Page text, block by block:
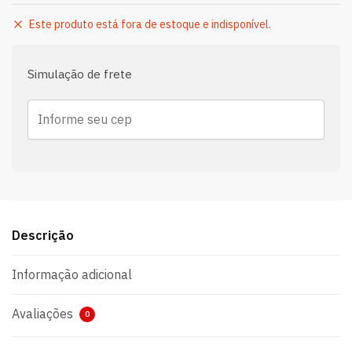
Este produto está fora de estoque e indisponível.
Simulação de frete
Descrição
Informação adicional
Avaliações 0